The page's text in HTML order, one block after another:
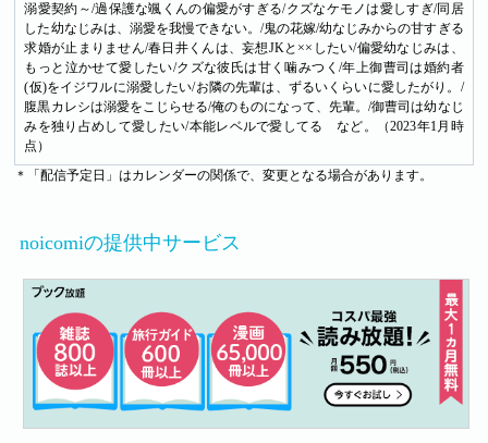
溺愛契約～/過保護な颯くんの偏愛がすぎる/クズなケモノは愛しすぎ/同居
した幼なじみは、溺愛を我慢できない。/鬼の花嫁/幼なじみからの甘すぎる
求婚が止まりません/春日井くんは、妄想JKと××したい/偏愛幼なじみは、
もっと泣かせて愛したい/クズな彼氏は甘く噛みつく/年上御曹司は婚約者
(仮)をイジワルに溺愛したい/お隣の先輩は、ずるいくらいに愛したがり。/
腹黒カレシは溺愛をこじらせる/俺のものになって、先輩。/御曹司は幼なじ
みを独り占めして愛したい/本能レベルで愛してる など。（2023年1月時
点）
＊「配信予定日」はカレンダーの関係で、変更となる場合があります。
noicomiの提供中サービス